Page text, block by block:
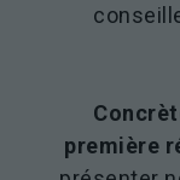
première